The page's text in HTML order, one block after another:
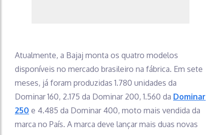
Atualmente, a Bajaj monta os quatro modelos
disponíveis no mercado brasileiro na fábrica. Em sete
meses, já foram produzidas 1.780 unidades da
Dominar 160, 2.175 da Dominar 200, 1.560 da Dominar
250 e 4.485 da Dominar 400, moto mais vendida da
marca no País. A marca deve lançar mais duas novas